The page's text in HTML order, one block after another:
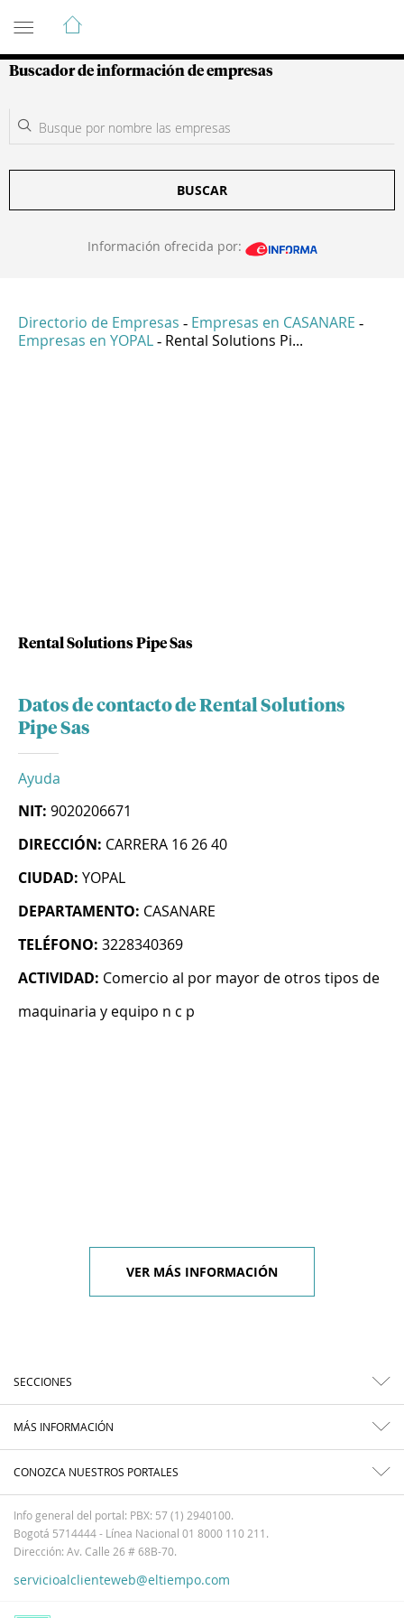
Guía de Empresas Colombianas
Buscador de información de empresas
BUSCAR
Información ofrecida por:
Directorio de Empresas - Empresas en CASANARE -
Empresas en YOPAL - Rental Solutions Pi...
Rental Solutions Pipe Sas
Datos de contacto de Rental Solutions
Pipe Sas
Ayuda
NIT: 9020206671
DIRECCIÓN: CARRERA 16 26 40
CIUDAD: YOPAL
DEPARTAMENTO: CASANARE
TELÉFONO: 3228340369
ACTIVIDAD: Comercio al por mayor de otros tipos de
maquinaria y equipo n c p
VER MÁS INFORMACIÓN
SECCIONES
MÁS INFORMACIÓN
CONOZCA NUESTROS PORTALES
Info general del portal: PBX: 57 (1) 2940100.
Bogotá 5714444 - Línea Nacional 01 8000 110 211.
Dirección: Av. Calle 26 # 68B-70.
servicioalclienteweb@eltiempo.com